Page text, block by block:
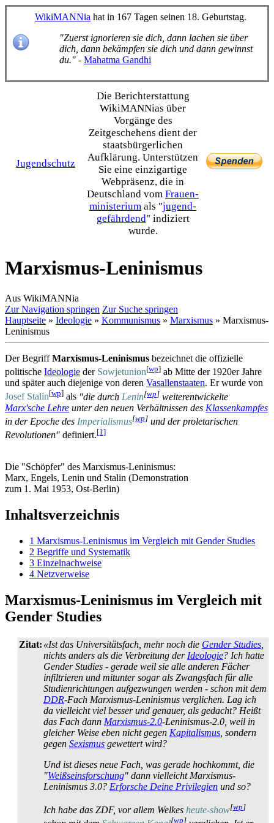
WikiMANNia hat in 167 Tagen seinen 18. Geburtstag.
"Zuerst ignorieren sie dich, dann lachen sie über
dich, dann bekämpfen sie dich und dann gewinnst
du." - Mahatma Gandhi
Jugendschutz
Die Bericht­erstattung
WikiMANNias über
Vorgänge des
Zeitgeschehens dient der
staats­bürgerlichen
Aufklärung. Unterstützen
Sie eine einzig­artige
Webpräsenz, die in
Deutschland vom Frauen­
ministerium als "jugend­
gefährdend" indiziert
wurde.
Marxismus-Leninismus
Aus WikiMANNia
Zur Navigation springen Zur Suche springen
Hauptseite » Ideologie » Kommunismus » Marxismus » Marxismus-
Leninismus
Der BegriffMarxismus-Leninismus bezeichnet die offizielle
politische Ideologie der Sowjetunion[wp] ab Mitte der 1920er Jahre
und später auch diejenige von deren Vasallenstaaten. Er wurde von
Josef Stalin[wp] als "die durch Lenin[wp] weiter­entwickelte
Marx'sche Lehre unter den neuen Verhältnissen des Klassenkampfes
in der Epoche des Imperialismus[wp] und der proletarischen
Revolutionen" definiert.[1]
Die "Schöpfer" des Marxismus-Leninismus:
Marx, Engels, Lenin und Stalin (Demonstration
zum 1. Mai 1953, Ost-Berlin)
Inhaltsverzeichnis
1 Marxismus-Leninismus im Vergleich mit Gender Studies
2 Begriffe und Systematik
3 Einzelnachweise
4 Netzverweise
Marxismus-Leninismus im Vergleich mit
Gender Studies
Zitat: «Ist das Universitätsfach, mehr noch die Gender Studies
nichts anders als die Verbreitung der Ideologie? Ich hatte
Gender Studies - gerade weil sie alle anderen Fächer
infiltrieren und mitunter sogar als Zwangsfach für alle
Studien­richtungen aufgezwungen werden - schon mit dem
DDR-Fach Marxismus-Leninismus verglichen. Lag ich
da vielleicht viel besser und genauer, als gedacht? Heißt
das Fach dann Marxismus-2.0-Leninismus-2.0, weil in
gleicher Weise eben nicht gegen Kapitalismus , sondern
gegen Sexismus gewettert wird?
Und ist dieses neue Fach, was gerade hochkommt, die
"Weißseinsforschung" dann vielleicht Marxismus-
Leninismus 3.0? Erforsche Deine Privilegien und so?
Ich habe das ZDF, vor allem Welkes heute-show[wp]
[wp]